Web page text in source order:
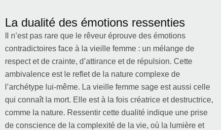
La dualité des émotions ressenties
Il n’est pas rare que le rêveur éprouve des émotions
contradictoires face à la vieille femme : un mélange de
respect et de crainte, d’attirance et de répulsion. Cette
ambivalence est le reflet de la nature complexe de
l’archétype lui-même. La vieille femme sage est aussi celle
qui connaît la mort. Elle est à la fois créatrice et destructrice,
comme la nature. Ressentir cette dualité indique une prise
de conscience de la complexité de la vie, où la lumière et